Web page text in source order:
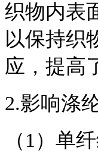
织物内表
以保持织
应，提高
2.影响涤
（1）单